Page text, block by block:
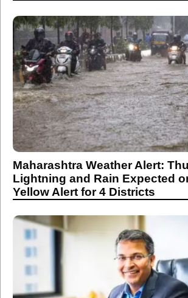
Maharashtra Weather Alert:
Lightning and Rain Expected
Yellow Alert for 4 Districts